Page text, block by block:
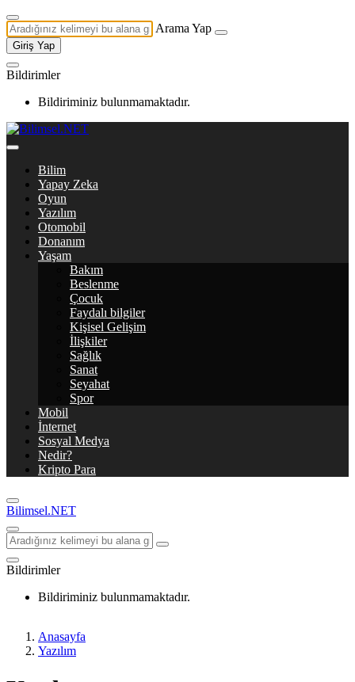
Arama Yap
Giriş Yap
Bildirimler
Bildiriminiz bulunmamaktadır.
Bilim
Yapay Zeka
Oyun
Yazılım
Otomobil
Donanım
Yaşam
Bakım
Beslenme
Çocuk
Faydalı bilgiler
Kişisel Gelişim
İlişkiler
Sağlık
Sanat
Seyahat
Spor
Mobil
İnternet
Sosyal Medya
Nedir?
Kripto Para
Bilimsel.NET
Bildirimler
Bildiriminiz bulunmamaktadır.
Anasayfa
Yazılım